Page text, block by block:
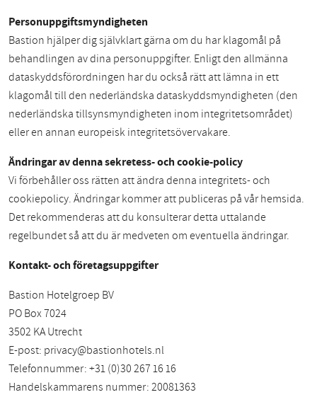
Personuppgiftsmyndigheten
Bastion hjälper dig självklart gärna om du har klagomål på
behandlingen av dina personuppgifter. Enligt den allmänna
dataskyddsförordningen har du också rätt att lämna in ett
klagomål till den nederländska dataskyddsmyndigheten (den
nederländska tillsynsmyndigheten inom integritetsområdet)
eller en annan europeisk integritetsövervakare.
Ändringar av denna sekretess- och cookie-policy
Vi förbehåller oss rätten att ändra denna integritets- och
cookiepolicy. Ändringar kommer att publiceras på vår hemsida.
Det rekommenderas att du konsulterar detta uttalande
regelbundet så att du är medveten om eventuella ändringar.
Kontakt- och företagsuppgifter
Bastion Hotelgroep BV
PO Box 7024
3502 KA Utrecht
E-post: privacy@bastionhotels.nl
Telefonnummer: +31 (0)30 267 16 16
Handelskammarens nummer: 20081363